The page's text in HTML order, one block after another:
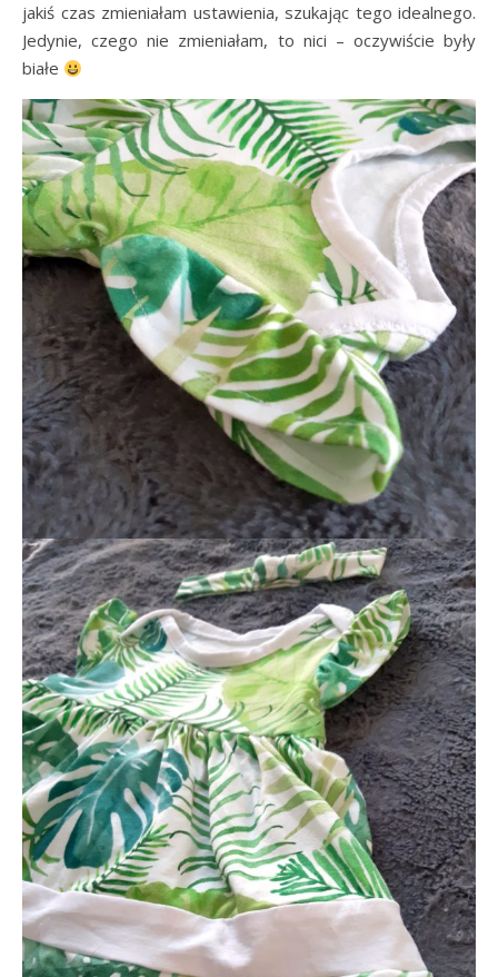
jakiś czas zmieniałam ustawienia, szukając tego idealnego.
Jedynie, czego nie zmieniałam, to nici – oczywiście były
białe